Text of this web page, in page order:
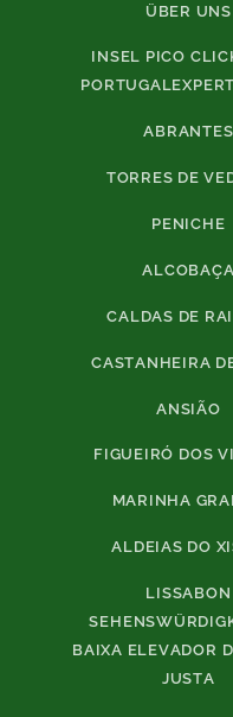
ÜBER UNS
INSEL PICO
ABRANTES
TORRES DE
PENICHE
ALCOBAÇA
CALDAS DE
CASTANHEIRA
ANSIÃO
FIGUEIRÓ DOS
MARINHA
ALDEIAS DO
LISSABON
BAIXA ELEVADOR
JUSTA